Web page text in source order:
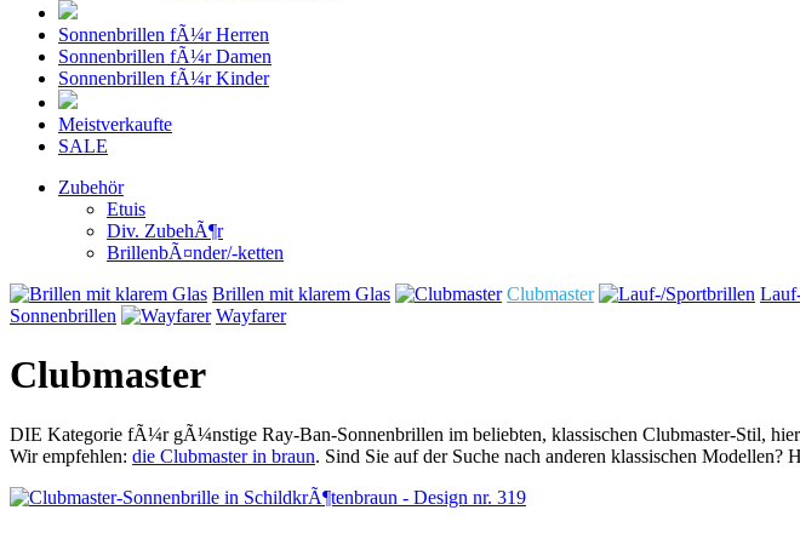
Sonnenbrillen fÃ¼r Herren
Sonnenbrillen fÃ¼r Damen
Sonnenbrillen fÃ¼r Kinder
Meistverkaufte
SALE
Zubehör
Etuis
Div. ZubehÃ¶r
BrillenbÃ¤nder/-ketten
Brillen mit klarem Glas
Clubmaster
Sonnenbrillen
Wayfarer
Clubmaster
DIE Kategorie fÃ¼r gÃ¼nstige Ray-Ban-Sonnenbrillen im beliebten, klassischen Clubmaster-Stil,
Wir empfehlen: die Clubmaster in braun. Sind Sie auf der Suche nach anderen klassischen Modellen?